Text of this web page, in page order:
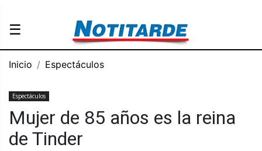
☰
Inicio Espectáculos
Espectáculos
Mujer de 85 años es la reina
de Tinder